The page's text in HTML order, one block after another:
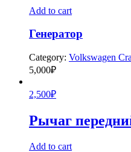
Add to cart
Генератор
Category: Volkswagen
5,000₽
2,500₽
Рычаг
Add to cart